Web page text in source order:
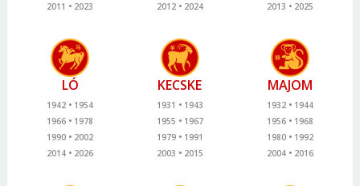
2011
2023
2012
2024
2013
2025
LÓ
1942
1954
1966
1978
1990
2002
2014
2026
KECSKE
1931
1943
1955
1967
1979
1991
2003
2015
MAJOM
1932
1944
1956
1968
1980
1992
2004
2016